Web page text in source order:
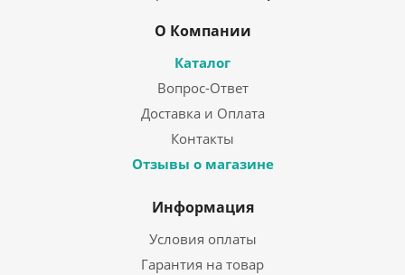
О Компании
Каталог
Вопрос-Ответ
Доставка и Оплата
Контакты
Отзывы о магазине
Информация
Условия оплаты
Гарантия на товар